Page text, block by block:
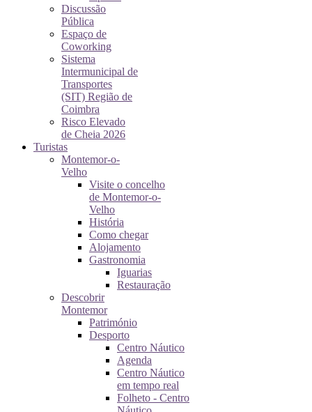
Discussão
Pública
Espaço de
Coworking
Sistema
Intermunicipal de
Transportes
(SIT) Região de
Coimbra
Risco Elevado
de Cheia 2026
Turistas
Montemor-o-
Velho
Visite o concelho
de Montemor-o-
Velho
História
Como chegar
Alojamento
Gastronomia
Iguarias
Restauração
Descobrir
Montemor
Património
Desporto
Centro Náutico
Agenda
Centro Náutico
em tempo real
Folheto - Centro